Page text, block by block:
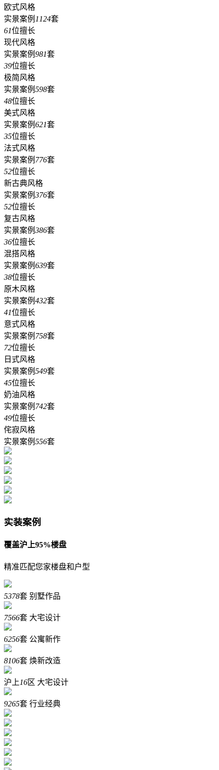
欧式风格
实景案例 1124套
61位擅长
现代风格
实景案例 981套
39位擅长
极简风格
实景案例 598套
48位擅长
美式风格
实景案例 621套
35位擅长
法式风格
实景案例 776套
52位擅长
新古典风格
实景案例 376套
52位擅长
复古风格
实景案例 386套
36位擅长
混搭风格
实景案例 639套
38位擅长
原木风格
实景案例 432套
41位擅长
意式风格
实景案例 758套
72位擅长
日式风格
实景案例 549套
45位擅长
奶油风格
实景案例 742套
49位擅长
侘寂风格
实景案例 556套
实装案例
覆盖沪上95%楼盘
精准匹配您家楼盘和户型
5378套 别墅作品
7566套 大宅设计
6256套 公寓新作
8106套 焕新改造
沪上 16区 大宅设计
9265套 行业经典